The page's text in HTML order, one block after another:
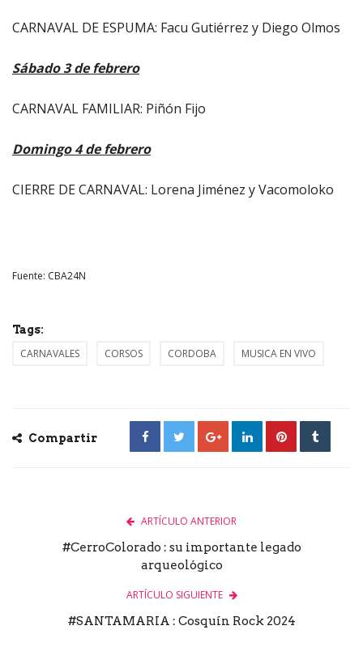
CARNAVAL DE ESPUMA: Facu Gutiérrez y Diego Olmos
Sábado 3 de febrero
CARNAVAL FAMILIAR: Piñón Fijo
Domingo 4 de febrero
CIERRE DE CARNAVAL: Lorena Jiménez y Vacomoloko
Fuente: CBA24N
Tags:
CARNAVALES CORSOS CORDOBA MUSICA EN VIVO
Compartir
ARTÍCULO ANTERIOR
#CerroColorado : su importante legado
arqueológico
ARTÍCULO SIGUIENTE
#SANTAMARIA : Cosquín Rock 2024